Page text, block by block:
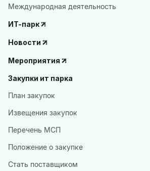
Международная деятельность
ИТ-парк
Новости
Мероприятия
Закупки ит парка
План закупок
Извещения закупок
Перечень МСП
Положение о закупке
Стать поставщиком